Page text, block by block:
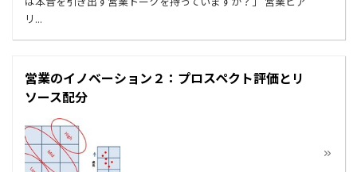
リ...
営業のイノベーション２：プロスペクト評価とリ
ソース配分